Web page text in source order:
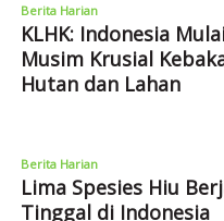
Berita Harian
KLHK: Indonesia
Musim Krusial
Hutan dan Lahan
Berita Harian
Lima Spesies Hiu
Tinggal di Indonesia